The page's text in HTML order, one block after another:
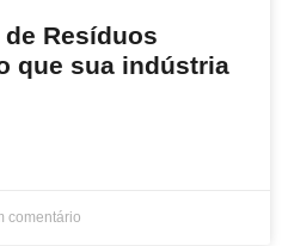
Resíduos
que sua indústria
comentário